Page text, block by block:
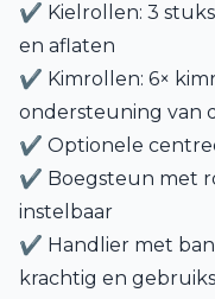
✔ Kielrollen: 3
en aflaten
✔ Kimrollen: 6×
ondersteuning van
✔ Optionele
✔ Boegsteun met
instelbaar
✔ Handlier met
krachtig en